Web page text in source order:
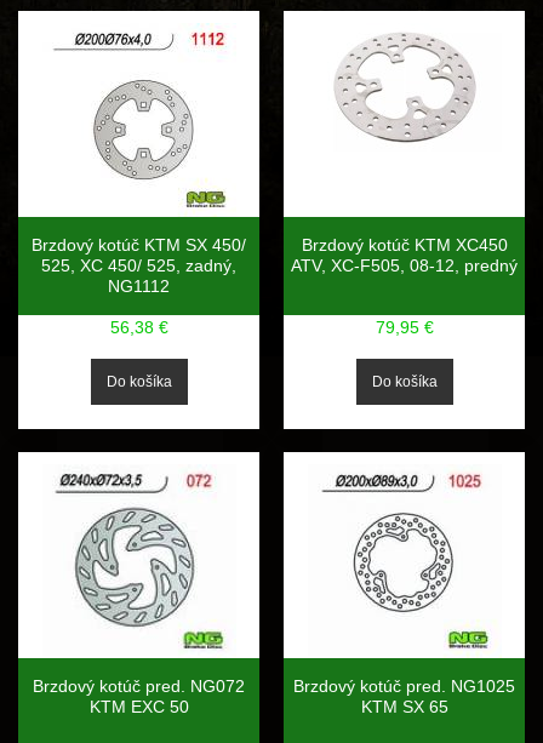
Brzdový kotúč KTM SX 450/
525, XC 450/ 525, zadný,
NG1112
56,38 €
Brzdový kotúč KTM XC450
ATV, XC-F505, 08-12, predný
79,95 €
Brzdový kotúč pred. NG072
KTM EXC 50
Brzdový kotúč pred. NG1025
KTM SX 65